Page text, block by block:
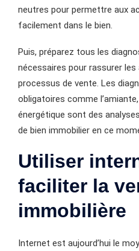
neutres pour permettre aux
facilement dans le bien.
Puis, préparez tous les
nécessaires pour rassurer
processus de vente. Les
obligatoires comme
énergétique sont des
de bien immobilier en ce
Utiliser
faciliter la
immobilière
Internet est aujourd’hui le